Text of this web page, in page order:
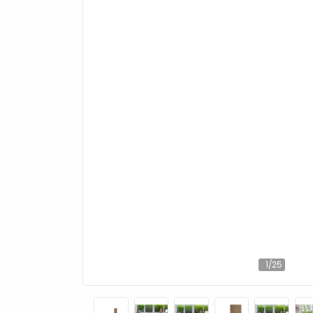
1/25